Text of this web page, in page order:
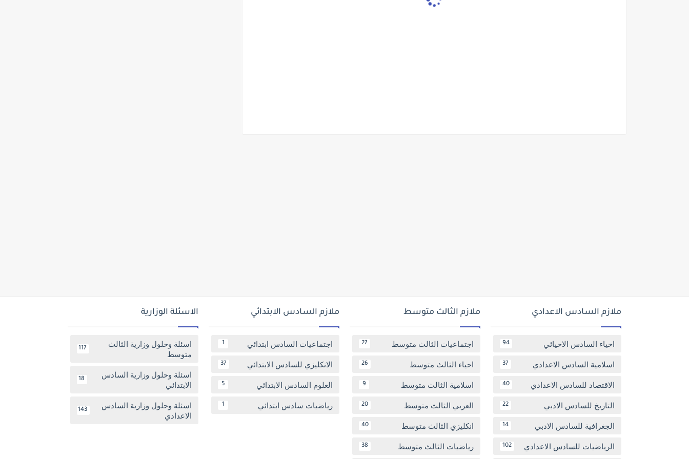
ملازم السادس الاعدادي
احياء السادس الاحيائي 94
اسلامية السادس الاعدادي 37
الاقتصاد للسادس الاعدادي 40
التاريخ للسادس الادبي 22
الجغرافية للسادس الادبي 14
الرياضيات للسادس الاعدادي 102
ملازم الثالث متوسط
اجتماعيات الثالث متوسط 27
احياء الثالث متوسط 26
اسلامية الثالث متوسط 9
العربي الثالث متوسط 20
انكليزي الثالث متوسط 40
رياضيات الثالث متوسط 38
ملازم السادس الابتدائي
اجتماعيات السادس ابتدائي 1
الانكليزي للسادس الابتدائي 37
العلوم السادس الابتدائي 5
رياضيات سادس ابتدائي 1
الاسئلة الوزارية
اسئلة وحلول وزارية الثالث
متوسط
117
اسئلة وحلول وزارية السادس
الابتدائي
18
اسئلة وحلول وزارية السادس
الاعدادي
143